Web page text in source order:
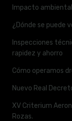
Impacto
¿Dónde se puede
Inspecciones
rapidez y ahorro
Cómo operamos
Nuevo Real
XV Criterium
Rozas.